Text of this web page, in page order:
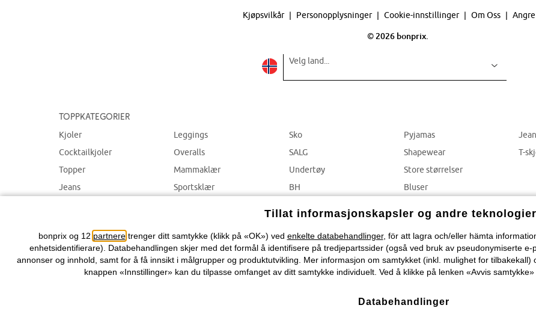
Kjøpsvilkår Personopplysninger Cookie-innstillinger Om Oss
© 2026 bonprix.
Velg land...
Toppkategorier
Kjoler
Cocktailkjoler
Topper
Jeans
Leggings
Overalls
Mammaklær
Sportsklær
Sko
SALG
Undertøy
BH
Pyjamas
Shapewear
Store størrelser
Bluser
T-
Tillat informasjonskapsler og andre
bonprix og 12 partneretrenger ditt samtykke (klikk på «OK») ved enkelte databehandlinger, för att lagra och/eller hämta
enhetsidentifierare). Databehandlingen skjer med det formål å identifisere på tredjepartssider (også ved bruk av pseudonymiserte
annonser og innhold, samt for å få innsikt i målgrupper og produktutvikling. Mer informasjon om samtykket (inkl. mulighet for
knappen «Innstillinger» kan du tilpasse omfanget av ditt samtykke individuelt. Ved å klikke på lenken «Avvis
Databehandlinger